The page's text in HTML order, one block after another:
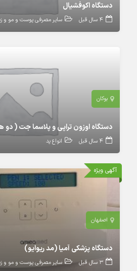
دستگاه اکوفشیال
4 سال قبل سایر مصرفی پوست و مو و
بوکان
دستگاه اوزون تراپی و پلاسما جت (
4 سال قبل انواع پد
آگهی ویژه
اصفهان
دستگاه پزشکی آمیا (مد ریوایو)
3 سال قبل سایر مصرفی پوست و مو و